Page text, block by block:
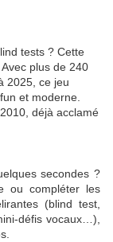
tests ? Cette
plus de 240
2025, ce jeu
et moderne.
déjà acclamé
secondes ?
ou compléter les
(blind test,
défis vocaux…),